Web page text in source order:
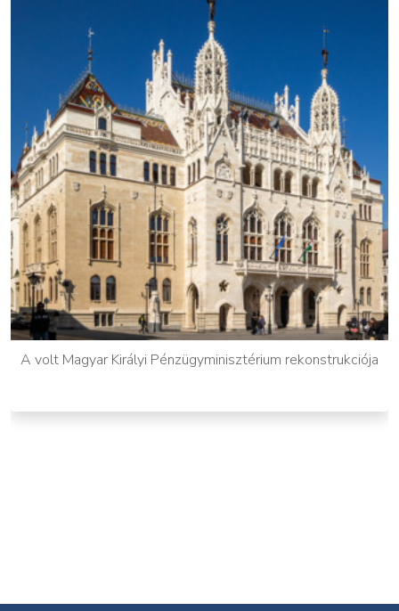
A volt Magyar Királyi Pénzügyminisztérium rekonstrukciója